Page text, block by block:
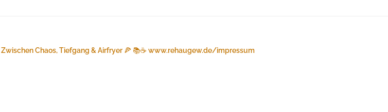
Zwischen Chaos, Tiefgang & Airfryer 🍕 📚☕️ www.rehaugew.de/impressum